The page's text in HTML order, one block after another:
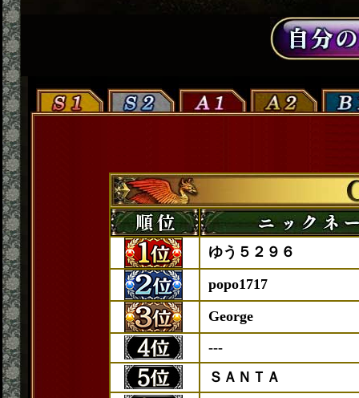
ゆう５２９６
popo1717
George
---
ＳＡＮＴＡ